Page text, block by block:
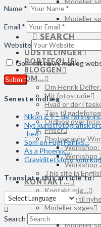
Modeller
Modeller
Modeller
SEARCH
UDSTILLINGER
PORTEFØLJE
BLOGGEN
OM…
Om Henrik
Mit fotostudie
Hvad er der i
Tips til
Ordbog over
Priser
Photography
Workshop
Workshop
This site in
KONTAKT…
Kontakt mig…
Tilmelding til
Modeller søges
Modeller
Modeller
Name *
Email *
Website
Gem mit navn, mail og
Seneste indlæg
Nikon Z 9 – de første
Nyt kunstfotografisk
ˌheðˀ
Som en Fugl Føniks…
As a Phoenix…
Graviditetsfoto som
Translate this article to:
Search